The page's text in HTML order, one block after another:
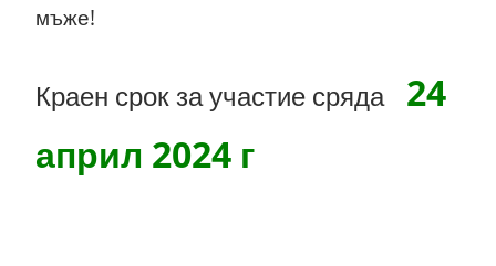
мъже!
Краен срок за участие сряда
24
април 2024 г